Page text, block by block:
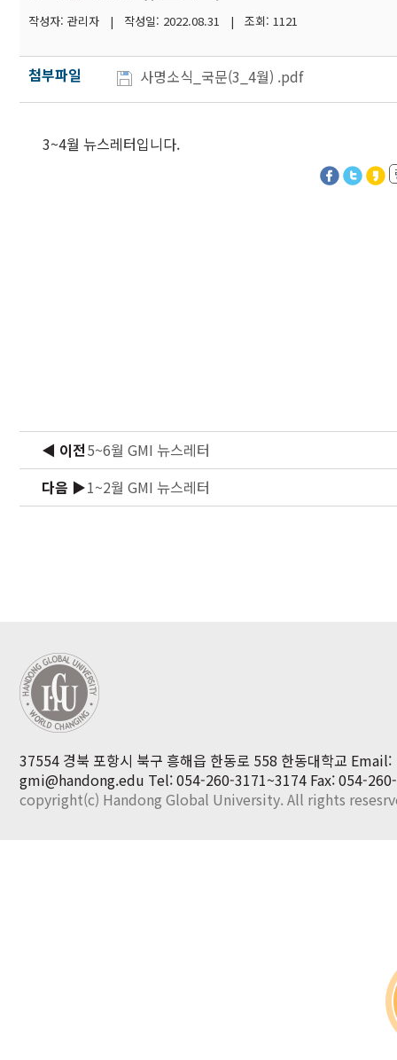
작성자: 관리자 | 작성일: 2022.08.31 | 조회: 1121
첨부파일 사명소식_국문(3_4월) .pdf
3~4월 뉴스레터입니다.
◀ 이전5~6월 GMI 뉴스레터
다음 ▶1~2월 GMI 뉴스레터
37554 경북 포항시 북구 흥해읍 한동로 558 한동대학교 Email:
gmi@handong.edu Tel: 054-260-3171~3174 Fax: 054-
copyright(c) Handong Global University. All rights